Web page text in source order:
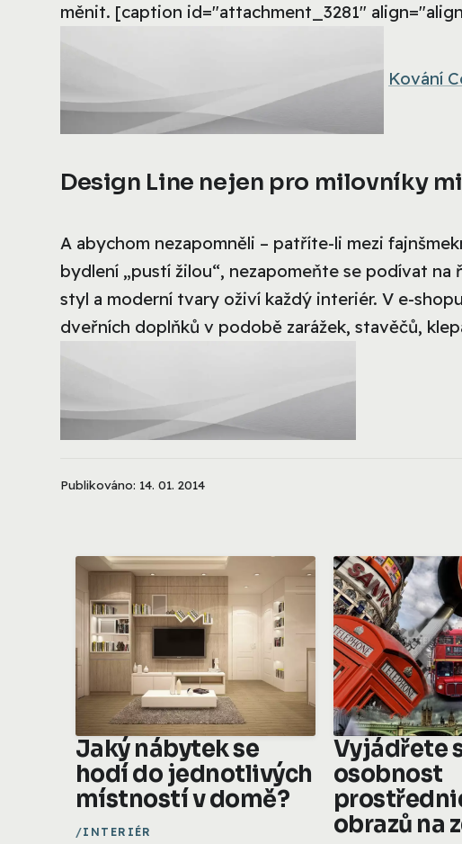
měnit. [caption id="attachment_3281"
Kování
Design Line nejen pro milovníky
A abychom nezapomněli – patříte-li mezi
bydlení „pustí žilou“, nezapomeňte se podívat
styl a moderní tvary oživí každý interiér. V e-
dveřních doplňků v podobě zarážek, stavěčů,
Publikováno: 14. 01. 2014
Jaký nábytek se
hodí do jednotlivých
místností v domě?
INTERIÉR
Vyjádřete
osobnost
obrazů na